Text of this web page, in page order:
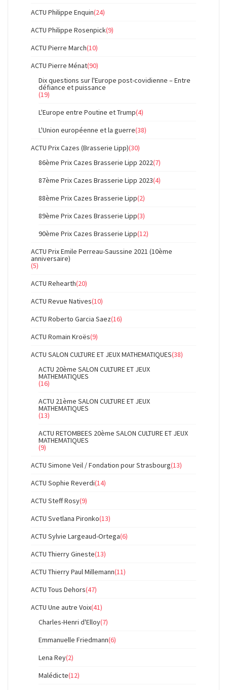
ACTU Philippe Enquin(24)
ACTU Philippe Rosenpick(9)
ACTU Pierre March(10)
ACTU Pierre Ménat(90)
Dix questions sur l'Europe post-covidienne – Entre
défiance et puissance
(19)
L'Europe entre Poutine et Trump(4)
L'Union européenne et la guerre(38)
ACTU Prix Cazes (Brasserie Lipp)(30)
86ème Prix Cazes Brasserie Lipp 2022(7)
87ème Prix Cazes Brasserie Lipp 2023(4)
88ème Prix Cazes Brasserie Lipp(2)
89ème Prix Cazes Brasserie Lipp(3)
90ème Prix Cazes Brasserie Lipp(12)
ACTU Prix Emile Perreau-Saussine 2021 (10ème
anniversaire)
(5)
ACTU Rehearth(20)
ACTU Revue Natives(10)
ACTU Roberto Garcia Saez(16)
ACTU Romain Kroës(9)
ACTU SALON CULTURE ET JEUX MATHEMATIQUES(38)
ACTU 20ème SALON CULTURE ET JEUX
MATHEMATIQUES
(16)
ACTU 21ème SALON CULTURE ET JEUX
MATHEMATIQUES
(13)
ACTU RETOMBEES 20ème SALON CULTURE ET JEUX
MATHEMATIQUES
(9)
ACTU Simone Veil / Fondation pour Strasbourg(13)
ACTU Sophie Reverdi(14)
ACTU Steff Rosy(9)
ACTU Svetlana Pironko(13)
ACTU Sylvie Largeaud-Ortega(6)
ACTU Thierry Gineste(13)
ACTU Thierry Paul Millemann(11)
ACTU Tous Dehors(47)
ACTU Une autre Voix(41)
Charles-Henri d'Elloy(7)
Emmanuelle Friedmann(6)
Lena Rey(2)
Malédicte(12)